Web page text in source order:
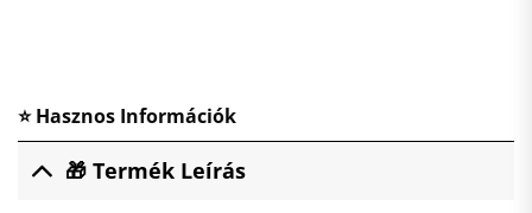
⭐ Hasznos Információk
🎁 Termék Leírás